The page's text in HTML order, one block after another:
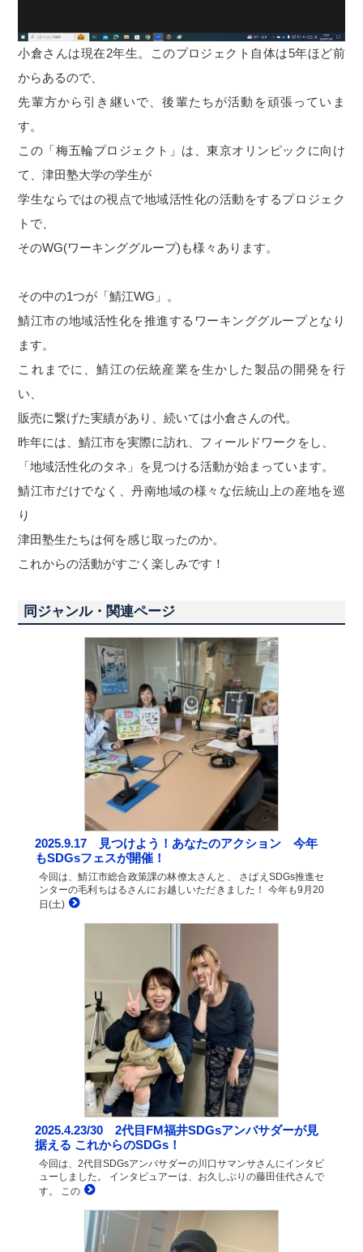
小倉さんは現在2年生。このプロジェクト自体は5年ほど前
からあるので、
先輩方から引き継いで、後輩たちが活動を頑張っていま
す。
この「梅五輪プロジェクト」は、東京オリンピックに向け
て、津田塾大学の学生が
学生ならではの視点で地域活性化の活動をするプロジェク
トで、
そのWG(ワーキンググループ)も様々あります。
その中の1つが「鯖江WG」。
鯖江市の地域活性化を推進するワーキンググループとなり
ます。
これまでに、鯖江の伝統産業を生かした製品の開発を行
い、
販売に繋げた実績があり、続いては小倉さんの代。
昨年には、鯖江市を実際に訪れ、フィールドワークをし、
「地域活性化のタネ」を見つける活動が始まっています。
鯖江市だけでなく、丹南地域の様々な伝統山上の産地を巡
り
津田塾生たちは何を感じ取ったのか。
これからの活動がすごく楽しみです！
同ジャンル・関連ページ
2025.9.17 見つけよう！あなたのアクション 今年
もSDGsフェスが開催！
今回は、鯖江市総合政策課の林僚太さんと、 さばえSDGs推進セ
ンターの毛利ちはるさんにお越しいただきました！ 今年も9月20
日(土)
2025.4.23/30 2代目FM福井SDGsアンバサダーが見
据える これからのSDGs！
今回は、2代目SDGsアンバサダーの川口サマンサさんにインタビ
ューしました。 インタビュアーは、お久しぶりの藤田佳代さんで
す。 この